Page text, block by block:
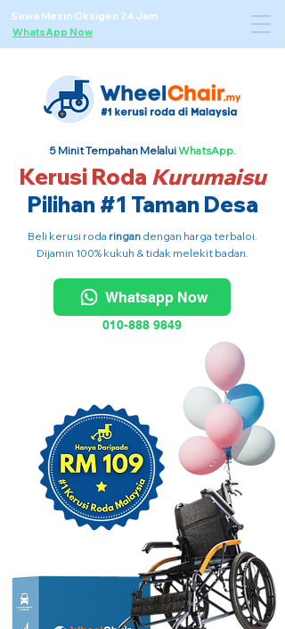
Sewa Mesin Oksigen 24 Jam ·
WhatsApp Now
5 Minit Tempahan MelaluiWhatsApp.
Kerusi Roda Kurumaisu
Pilihan #1 Taman Desa
Beli kerusi roda ringan dengan harga terbaloi.
Dijamin 100% kukuh & tidak melekit badan.
Whatsapp Now
010-888 9849